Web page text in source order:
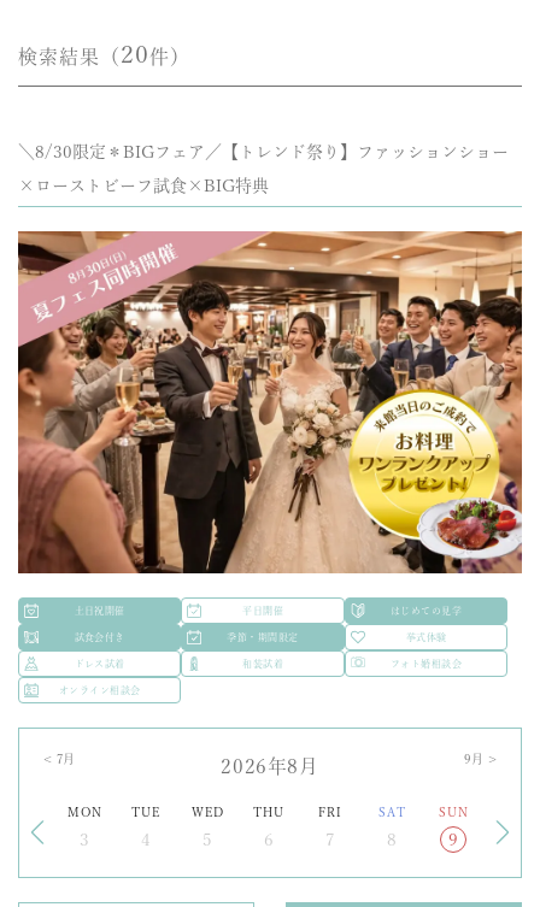
検索結果（ 20件）
＼8/30限定＊BIGフェア／【トレンド祭り】ファッションショー
×ローストビーフ試食×BIG特典
土日祝開催 平日開催 はじめての見学
試食会付き 季節・期間限定 挙式体験
ドレス試着 和装試着 フォト婚相談会
オンライン相談会
2026年8月
MON TUE WED THU FRI SAT SUN
3 4 5 6 7 8 9
9 月 >
< 7 月